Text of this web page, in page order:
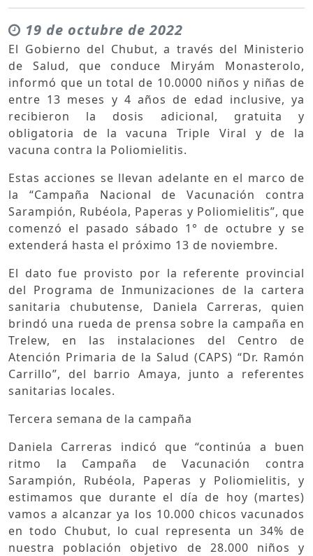
19 de octubre de 2022
El Gobierno del Chubut, a través del Ministerio
de Salud, que conduce Miryám Monasterolo,
informó que un total de 10.0000 niños y niñas de
entre 13 meses y 4 años de edad inclusive, ya
recibieron la dosis adicional, gratuita y
obligatoria de la vacuna Triple Viral y de la
vacuna contra la Poliomielitis.
Estas acciones se llevan adelante en el marco de
la “Campaña Nacional de Vacunación contra
Sarampión, Rubéola, Paperas y Poliomielitis”, que
comenzó el pasado sábado 1° de octubre y se
extenderá hasta el próximo 13 de noviembre.
El dato fue provisto por la referente provincial
del Programa de Inmunizaciones de la cartera
sanitaria chubutense, Daniela Carreras, quien
brindó una rueda de prensa sobre la campaña en
Trelew, en las instalaciones del Centro de
Atención Primaria de la Salud (CAPS) “Dr. Ramón
Carrillo”, del barrio Amaya, junto a referentes
sanitarias locales.
Tercera semana de la campaña
Daniela Carreras indicó que “continúa a buen
ritmo la Campaña de Vacunación contra
Sarampión, Rubéola, Paperas y Poliomielitis, y
estimamos que durante el día de hoy (martes)
vamos a alcanzar ya los 10.000 chicos vacunados
en todo Chubut, lo cual representa un 34% de
nuestra población objetivo de 28.000 niños y